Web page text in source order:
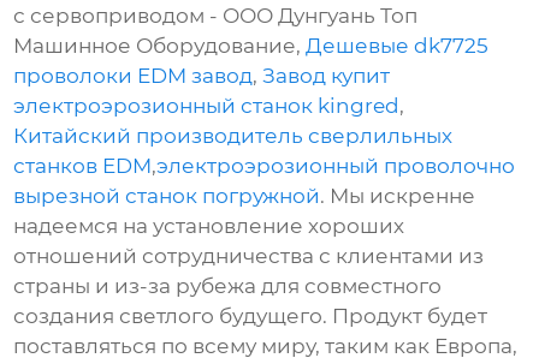
с сервоприводом - ООО Дунгуань Топ
Машинное Оборудование, Дешевые dk7725
проволоки EDM завод,Завод купит
электроэрозионный станок kingred,
Китайский производитель сверлильных
станков EDM,электроэрозионный проволочно
вырезной станок погружной. Мы искренне
надеемся на установление хороших
отношений сотрудничества с клиентами из
страны и из-за рубежа для совместного
создания светлого будущего. Продукт будет
поставляться по всему миру, таким как Европа,